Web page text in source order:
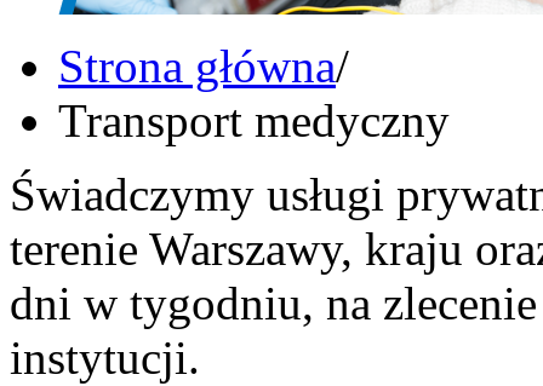
Strona główna/
Transport medyczny
Świadczymy usługi
terenie Warszawy, kraju
dni w tygodniu, na
instytucji.